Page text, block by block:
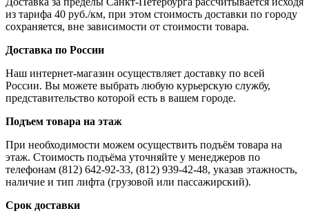
из тарифа 40 руб./км, при этом стоимость доставки по городу
сохраняется, вне зависимости от стоимости товара.
Доставка по России
Наш интернет-магазин осуществляет доставку по всей
России. Вы можете выбрать любую курьерскую службу,
представительство которой есть в вашем городе.
Подъем товара на этаж
При необходимости можем осуществить подъём товара на
этаж. Стоимость подъёма уточняйте у менеджеров по
телефонам (812) 642-92-33, (812) 939-42-48, указав этажность,
наличие и тип лифта (грузовой или пассажирский).
Срок доставки